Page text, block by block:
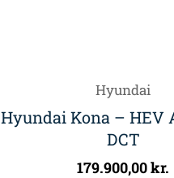
Hyundai
Hyundai Kona – HEV
DCT
179.900,00kr.